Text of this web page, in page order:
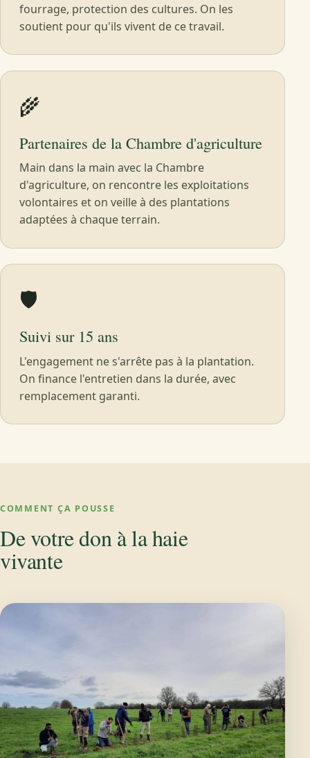
fourrage, protection des cultures. On les
soutient pour qu'ils vivent de ce travail.
🌾
Partenaires de la Chambre d'agriculture
Main dans la main avec la Chambre
d'agriculture, on rencontre les exploitations
volontaires et on veille à des plantations
adaptées à chaque terrain.
🛡️
Suivi sur 15 ans
L'engagement ne s'arrête pas à la plantation.
On finance l'entretien dans la durée, avec
remplacement garanti.
COMMENT ÇA POUSSE
De votre don à la haie
vivante